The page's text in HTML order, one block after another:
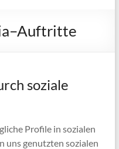
soziale
Profile in sozialen
uns genutzten sozialen